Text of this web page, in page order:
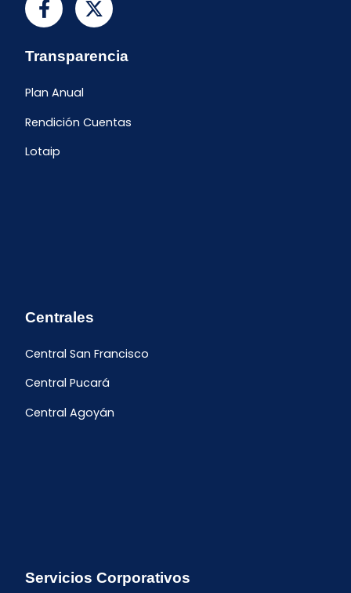
Transparencia
Plan Anual
Rendición Cuentas
Lotaip
Centrales
Central San Francisco
Central Pucará
Central Agoyán
Servicios Corporativos